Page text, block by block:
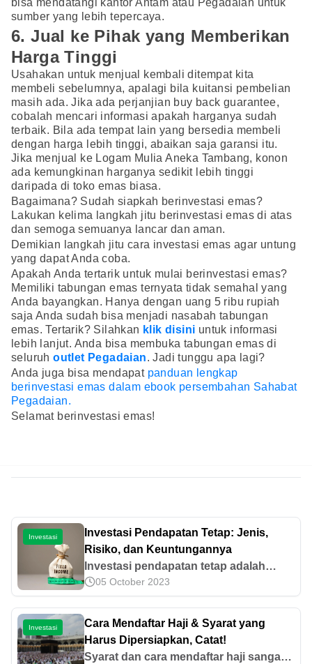
bisa mendatangi kantor Antam atau Pegadaian untuk
sumber yang lebih tepercaya.
6. Jual ke Pihak yang Memberikan
Harga Tinggi
Usahakan untuk menjual kembali ditempat kita
membeli sebelumnya, apalagi bila kuitansi pembelian
masih ada. Jika ada perjanjian buy back guarantee,
cobalah mencari informasi apakah harganya sudah
terbaik. Bila ada tempat lain yang bersedia membeli
dengan harga lebih tinggi, abaikan saja garansi itu.
Jika menjual ke Logam Mulia Aneka Tambang, konon
ada kemungkinan harganya sedikit lebih tinggi
daripada di toko emas biasa.
Bagaimana? Sudah siapkah berinvestasi emas?
Lakukan kelima langkah jitu berinvestasi emas di atas
dan semoga semuanya lancar dan aman.
Demikian langkah jitu cara investasi emas agar untung
yang dapat Anda coba.
Apakah Anda tertarik untuk mulai berinvestasi emas?
Memiliki tabungan emas ternyata tidak semahal yang
Anda bayangkan. Hanya dengan uang 5 ribu rupiah
saja Anda sudah bisa menjadi nasabah tabungan
emas. Tertarik? Silahkan klik disini untuk informasi
lebih lanjut. Anda bisa membuka tabungan emas di
seluruhoutlet Pegadaian. Jadi tunggu apa lagi?
Anda juga bisa mendapat panduan lengkap
berinvestasi emas dalam ebook persembahan Sahabat
Pegadaian.
Selamat berinvestasi emas!
Investasi
Investasi Pendapatan Tetap: Jenis,
Risiko, dan Keuntungannya
Investasi pendapatan tetap adalah
instrumen dengan imbal hasil stabil,
seperti obligasi dan deposito. Pahami
jenis-jenis, keuntungan, risiko, dan
contohnya.
05 October 2023
Investasi
Cara Mendaftar Haji & Syarat yang
Harus Dipersiapkan, Catat!
Syarat dan cara mendaftar haji sangat